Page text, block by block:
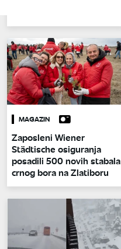
MAGAZIN
Zaposleni Wiener
Städtische osiguranja
posadili 500 novih stabala
crnog bora na Zlatiboru